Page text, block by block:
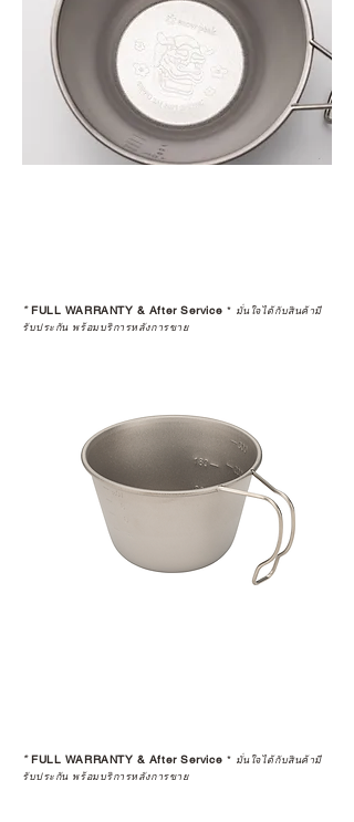
ประสบการณ์ที่สมบูรณ์แบบในระยะ
ยาว
อ่านต่อเรื่องการรับประกันสินค้าได้
ตรงนี้
https://www.campstudio.co.th/
*FULL WARRANTY & After Service * มั่นใจได้กับสินค้ามี
รับประกัน พร้อมบริการหลังการขาย
*FULL WARRANTY & After Service * มั่นใจได้กับสินค้ามี
รับประกัน พร้อมบริการหลังการขาย